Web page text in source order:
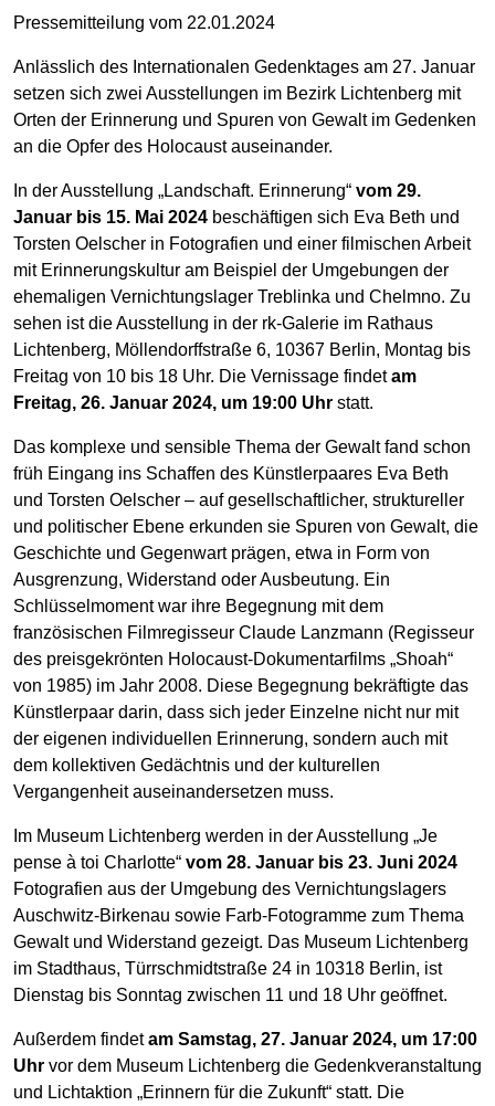
Pressemitteilung vom 22.01.2024
Anlässlich des Internationalen Gedenktages am 27. Januar
setzen sich zwei Ausstellungen im Bezirk Lichtenberg mit
Orten der Erinnerung und Spuren von Gewalt im Gedenken
an die Opfer des Holocaust auseinander.
In der Ausstellung „Landschaft. Erinnerung“ vom 29.
Januar bis 15. Mai 2024 beschäftigen sich Eva Beth und
Torsten Oelscher in Fotografien und einer filmischen Arbeit
mit Erinnerungskultur am Beispiel der Umgebungen der
ehemaligen Vernichtungslager Treblinka und Chelmno. Zu
sehen ist die Ausstellung in der rk-Galerie im Rathaus
Lichtenberg, Möllendorffstraße 6, 10367 Berlin, Montag bis
Freitag von 10 bis 18 Uhr. Die Vernissage findetam
Freitag, 26. Januar 2024, um 19:00 Uhr statt.
Das komplexe und sensible Thema der Gewalt fand schon
früh Eingang ins Schaffen des Künstlerpaares Eva Beth
und Torsten Oelscher – auf gesellschaftlicher, struktureller
und politischer Ebene erkunden sie Spuren von Gewalt, die
Geschichte und Gegenwart prägen, etwa in Form von
Ausgrenzung, Widerstand oder Ausbeutung. Ein
Schlüsselmoment war ihre Begegnung mit dem
französischen Filmregisseur Claude Lanzmann (Regisseur
des preisgekrönten Holocaust-Dokumentarfilms „Shoah“
von 1985) im Jahr 2008. Diese Begegnung bekräftigte das
Künstlerpaar darin, dass sich jeder Einzelne nicht nur mit
der eigenen individuellen Erinnerung, sondern auch mit
dem kollektiven Gedächtnis und der kulturellen
Vergangenheit auseinandersetzen muss.
Im Museum Lichtenberg werden in der Ausstellung „Je
pense à toi Charlotte“ vom 28. Januar bis 23. Juni 2024
Fotografien aus der Umgebung des Vernichtungslagers
Auschwitz-Birkenau sowie Farb-Fotogramme zum Thema
Gewalt und Widerstand gezeigt. Das Museum Lichtenberg
im Stadthaus, Türrschmidtstraße 24 in 10318 Berlin, ist
Dienstag bis Sonntag zwischen 11 und 18 Uhr geöffnet.
Außerdem findetam Samstag, 27. Januar 2024, um 17:00
Uhr vor dem Museum Lichtenberg die Gedenkveranstaltung
und Lichtaktion „Erinnern für die Zukunft“ statt. Die